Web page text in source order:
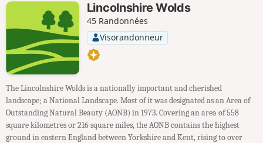
Lincolnshire Wolds
45 Randonnées
Visorandonneur
The Lincolnshire Wolds is a nationally important and cherished
landscape; a National Landscape. Most of it was designated as an Area of
Outstanding Natural Beauty (AONB) in 1973. Covering an area of 558
square kilometres or 216 square miles, the AONB contains the highest
ground in eastern England between Yorkshire and Kent, rising to over